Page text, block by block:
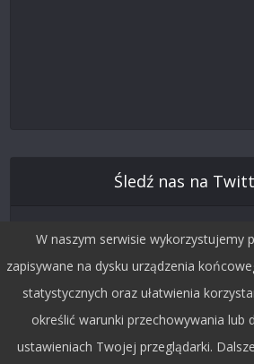
Śledź nas na
W naszym serwisie wykorzystujemy
zapisywane na dysku urządzenia
statystycznych oraz ułatwienia
określić warunki przechowywania lub
ustawieniach Twojej przeglądarki.